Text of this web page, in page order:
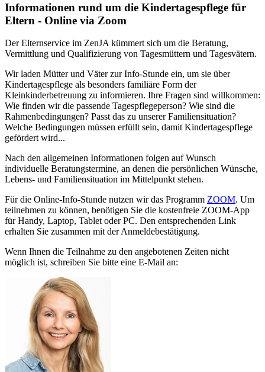
Informationen rund um die Kindertagespflege für
Eltern - Online via Zoom
Der Elternservice im ZenJA kümmert sich um die Beratung,
Vermittlung und Qualifizierung von Tagesmüttern und Tagesvätern.
Wir laden Mütter und Väter zur Info-Stunde ein, um sie über
Kindertagespflege als besonders familiäre Form der
Kleinkinderbetreuung zu informieren. Ihre Fragen sind willkommen:
Wie finden wir die passende Tagespflegeperson? Wie sind die
Rahmenbedingungen? Passt das zu unserer Familiensituation?
Welche Bedingungen müssen erfüllt sein, damit Kindertagespflege
gefördert wird...
Nach den allgemeinen Informationen folgen auf Wunsch
individuelle Beratungstermine, an denen die persönlichen Wünsche,
Lebens- und Familiensituation im Mittelpunkt stehen.
Für die Online-Info-Stunde nutzen wir das Programm ZOOM. Um
teilnehmen zu können, benötigen Sie die kostenfreie ZOOM-App
für Handy, Laptop, Tablet oder PC. Den entsprechenden Link
erhalten Sie zusammen mit der Anmeldebestätigung.
Wenn Ihnen die Teilnahme zu den angebotenen Zeiten nicht
möglich ist, schreiben Sie bitte eine E-Mail an: